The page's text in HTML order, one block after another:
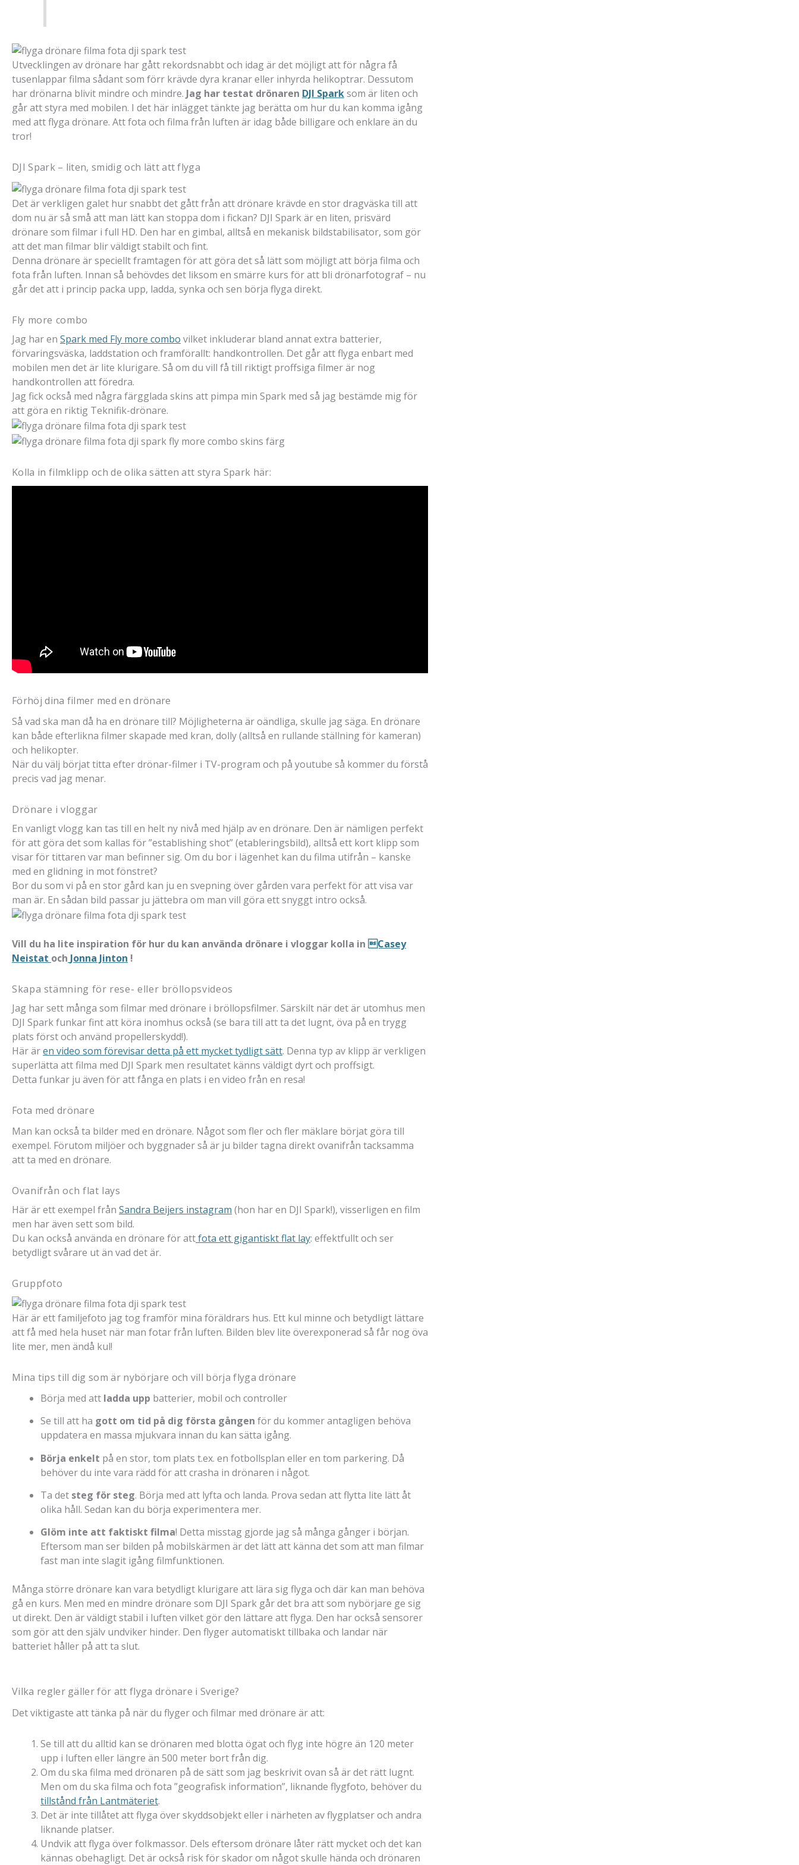
Utvecklingen av drönare har gått rekordsnabbt och idag är det möjligt att för några få
tusenlappar filma sådant som förr krävde dyra kranar eller inhyrda helikoptrar. Dessutom
har drönarna blivit mindre och mindre. Jag har testat drönaren DJI Sparksom är liten och
går att styra med mobilen. I det här inlägget tänkte jag berätta om hur du kan komma igång
med att flyga drönare. Att fota och filma från luften är idag både billigare och enklare än du
tror!
DJI Spark – liten, smidig och lätt att flyga
Det är verkligen galet hur snabbt det gått från att drönare krävde en stor dragväska till att
dom nu är så små att man lätt kan stoppa dom i fickan? DJI Spark är en liten, prisvärd
drönare som filmar i full HD. Den har en gimbal, alltså en mekanisk bildstabilisator, som gör
att det man filmar blir väldigt stabilt och fint.
Denna drönare är speciellt framtagen för att göra det så lätt som möjligt att börja filma och
fota från luften. Innan så behövdes det liksom en smärre kurs för att bli drönarfotograf – nu
går det att i princip packa upp, ladda, synka och sen börja flyga direkt.
Fly more combo
Jag har en Spark med Fly more combo vilket inkluderar bland annat extra batterier,
förvaringsväska, laddstation och framförallt: handkontrollen. Det går att flyga enbart med
mobilen men det är lite klurigare. Så om du vill få till riktigt proffsiga filmer är nog
handkontrollen att föredra.
Jag fick också med några färgglada skins att pimpa min Spark med så jag bestämde mig för
att göra en riktig Teknifik-drönare.
Kolla in filmklipp och de olika sätten att styra Spark här:
Förhöj dina filmer med en drönare
Så vad ska man då ha en drönare till? Möjligheterna är oändliga, skulle jag säga. En drönare
kan både efterlikna filmer skapade med kran, dolly (alltså en rullande ställning för kameran)
och helikopter.
När du välj börjat titta efter drönar-filmer i TV-program och på youtube så kommer du förstå
precis vad jag menar.
Drönare i vloggar
En vanligt vlogg kan tas till en helt ny nivå med hjälp av en drönare. Den är nämligen perfekt
för att göra det som kallas för ”establishing shot” (etableringsbild), alltså ett kort klipp som
visar för tittaren var man befinner sig. Om du bor i lägenhet kan du filma utifrån – kanske
med en glidning in mot fönstret?
Bor du som vi på en stor gård kan ju en svepning över gården vara perfekt för att visa var
man är. En sådan bild passar ju jättebra om man vill göra ett snyggt intro också.
Vill du ha lite inspiration för hur du kan använda drönare i vloggar kolla in Casey
Neistat och Jonna Jinton !
Skapa stämning för rese- eller bröllopsvideos
Jag har sett många som filmar med drönare i bröllopsfilmer. Särskilt när det är utomhus men
DJI Spark funkar fint att köra inomhus också (se bara till att ta det lugnt, öva på en trygg
plats först och använd propellerskydd!).
Här ären video som förevisar detta på ett mycket tydligt sätt. Denna typ av klipp är verkligen
superlätta att filma med DJI Spark men resultatet känns väldigt dyrt och proffsigt.
Detta funkar ju även för att fånga en plats i en video från en resa!
Fota med drönare
Man kan också ta bilder med en drönare. Något som fler och fler mäklare börjat göra till
exempel. Förutom miljöer och byggnader så är ju bilder tagna direkt ovanifrån tacksamma
att ta med en drönare.
Ovanifrån och flat lays
Här är ett exempel från Sandra Beijers instagram (hon har en DJI Spark!), visserligen en film
men har även sett som bild.
Du kan också använda en drönare för attfota ett gigantiskt flat lay: effektfullt och ser
betydligt svårare ut än vad det är.
Gruppfoto
Här är ett familjefoto jag tog framför mina föräldrars hus. Ett kul minne och betydligt lättare
att få med hela huset när man fotar från luften. Bilden blev lite överexponerad så får nog öva
lite mer, men ändå kul!
Mina tips till dig som är nybörjare och vill börja flyga drönare
Börja med att ladda upp batterier, mobil och controller
Se till att ha gott om tid på dig första gången för du kommer antagligen behöva
uppdatera en massa mjukvara innan du kan sätta igång.
Börja enkelt på en stor, tom plats t.ex. en fotbollsplan eller en tom parkering. Då
behöver du inte vara rädd för att crasha in drönaren i något.
Ta det steg för steg. Börja med att lyfta och landa. Prova sedan att flytta lite lätt åt
olika håll. Sedan kan du börja experimentera mer.
Glöm inte att faktiskt filma! Detta misstag gjorde jag så många gånger i början.
Eftersom man ser bilden på mobilskärmen är det lätt att känna det som att man filmar
fast man inte slagit igång filmfunktionen.
Många större drönare kan vara betydligt klurigare att lära sig flyga och där kan man behöva
gå en kurs. Men med en mindre drönare som DJI Spark går det bra att som nybörjare ge sig
ut direkt. Den är väldigt stabil i luften vilket gör den lättare att flyga. Den har också sensorer
som gör att den själv undviker hinder. Den flyger automatiskt tillbaka och landar när
batteriet håller på att ta slut.
Vilka regler gäller för att flyga drönare i Sverige?
Det viktigaste att tänka på när du flyger och filmar med drönare är att:
Se till att du alltid kan se drönaren med blotta ögat och flyg inte högre än 120 meter
upp i luften eller längre än 500 meter bort från dig.
Om du ska filma med drönaren på de sätt som jag beskrivit ovan så är det rätt lugnt.
Men om du ska filma och fota ”geografisk information”, liknande flygfoto, behöver du
tillstånd från Lantmäteriet.
Det är inte tillåtet att flyga över skyddsobjekt eller i närheten av flygplatser och andra
liknande platser.
Undvik att flyga över folkmassor. Dels eftersom drönare låter rätt mycket och det kan
kännas obehagligt. Det är också risk för skador om något skulle hända och drönaren